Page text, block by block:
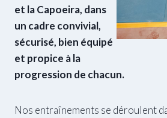
et la Capoeira, dans
un cadre convivial,
sécurisé, bien équipé
et propice à la
progression de chacun.
Nos entraînements se déroulent